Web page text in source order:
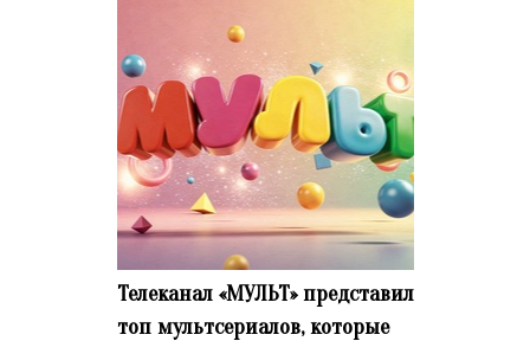
Телеканал «МУЛЬТ» представил
топ мультсериалов, которые